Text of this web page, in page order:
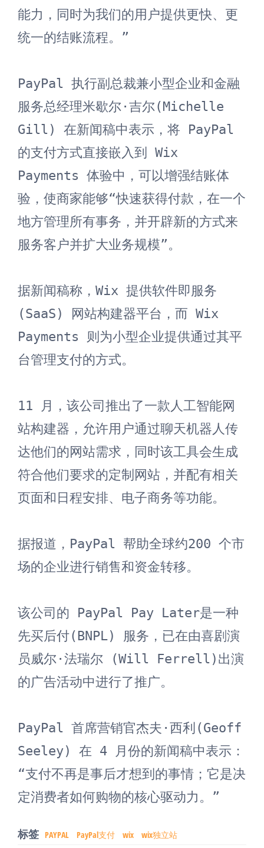
能力，同时为我们的用户提供更快、更
统一的结账流程。”
PayPal 执行副总裁兼小型企业和金融
服务总经理米歇尔·吉尔(Michelle
Gill) 在新闻稿中表示，将 PayPal
的支付方式直接嵌入到 Wix
Payments 体验中，可以增强结账体
验，使商家能够“快速获得付款，在一个
地方管理所有事务，并开辟新的方式来
服务客户并扩大业务规模”。
据新闻稿称，Wix 提供软件即服务
(SaaS) 网站构建器平台，而 Wix
Payments 则为小型企业提供通过其平
台管理支付的方式。
11 月，该公司推出了一款人工智能网
站构建器，允许用户通过聊天机器人传
达他们的网站需求，同时该工具会生成
符合他们要求的定制网站，并配有相关
页面和日程安排、电子商务等功能。
据报道，PayPal 帮助全球约200 个市
场的企业进行销售和资金转移。
该公司的 PayPal Pay Later是一种
先买后付(BNPL) 服务，已在由喜剧演
员威尔·法瑞尔 (Will Ferrell)出演
的广告活动中进行了推广。
PayPal 首席营销官杰夫·西利(Geoff
Seeley) 在 4 月份的新闻稿中表示：
“支付不再是事后才想到的事情；它是决
定消费者如何购物的核心驱动力。”
标签 PAYPAL PayPal支付 wix wix独立站